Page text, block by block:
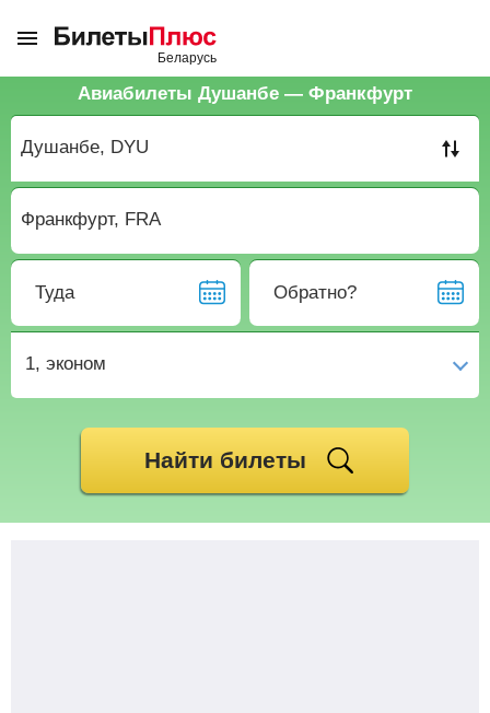
Авиабилеты Душанбе — Франкфурт
Туда Обратно?
1, эконом
Найти билеты